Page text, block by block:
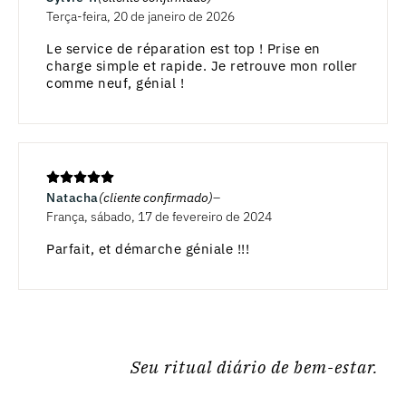
Terça-feira, 20 de janeiro de 2026
Le service de réparation est top ! Prise en
charge simple et rapide. Je retrouve mon roller
comme neuf, génial !
Natacha(cliente confirmado)
França, sábado, 17 de fevereiro de 2024
Parfait, et démarche géniale !!!
Seu ritual diário de bem-estar.